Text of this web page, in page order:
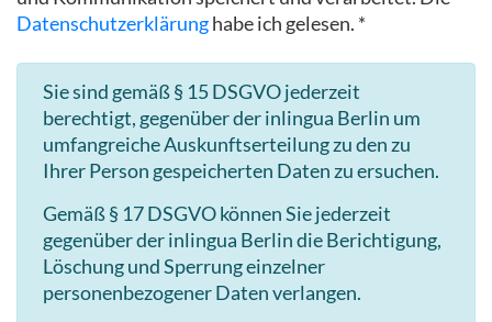
Datenschutzerklärunghabe ich gelesen. *
Sie sind gemäß § 15 DSGVO jederzeit
berechtigt, gegenüber der inlingua Berlin um
umfangreiche Auskunftserteilung zu den zu
Ihrer Person gespeicherten Daten zu ersuchen.
Gemäß § 17 DSGVO können Sie jederzeit
gegenüber der inlingua Berlin die Berichtigung,
Löschung und Sperrung einzelner
personenbezogener Daten verlangen.